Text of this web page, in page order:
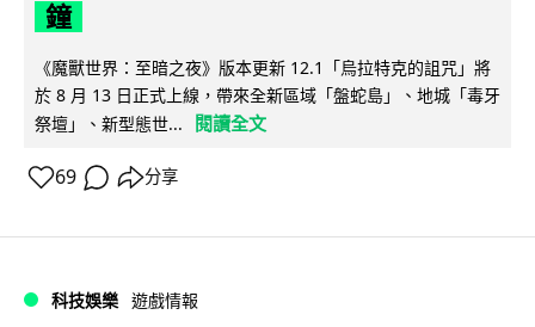
鐘
《魔獸世界：至暗之夜》版本更新 12.1「烏拉特克的詛咒」將
於 8 月 13 日正式上線，帶來全新區域「盤蛇島」、地城「毒牙
祭壇」、新型態世...
閱讀全文
69 分享
科技娛樂 遊戲情報